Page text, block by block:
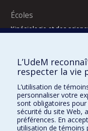
Écoles
Kinésiologie et des
Directions
DPC
CPASS
Éthique clinique
L’UdeM
respecter la vie
L’utilisation de
personnaliser votre
sont obligatoires
sécurité du site Web,
préférences. En
utilisation de témoins